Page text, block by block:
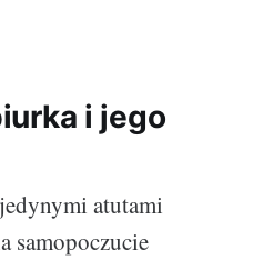
i jego
atutami
samopoczucie